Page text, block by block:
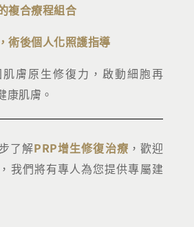
複合療程組合
術後個人化照護指導
膚原生修復力，啟動細胞再
康肌膚。
了解PRP增生修復治療 ，歡迎
我們將有專人為您提供專屬建